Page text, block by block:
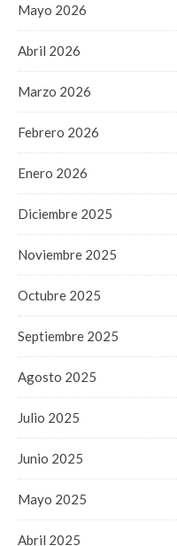
Mayo 2026
Abril 2026
Marzo 2026
Febrero 2026
Enero 2026
Diciembre 2025
Noviembre 2025
Octubre 2025
Septiembre 2025
Agosto 2025
Julio 2025
Junio 2025
Mayo 2025
Abril 2025